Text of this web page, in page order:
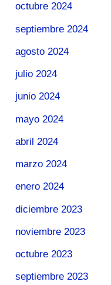
octubre 2024
septiembre 2024
agosto 2024
julio 2024
junio 2024
mayo 2024
abril 2024
marzo 2024
enero 2024
diciembre 2023
noviembre 2023
octubre 2023
septiembre 2023